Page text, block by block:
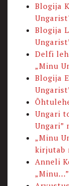
Blogija
Blogija
Delfi
„Minu
Blogija
Ungari
Ungari”
„Minu
kirjutab
Anneli